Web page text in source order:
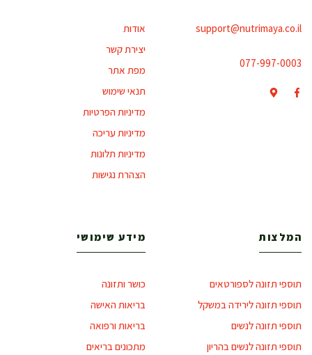
support@nutrimaya.co.il
077-997-0003
אודות
יצירת קשר
מפת אתר
תנאי שימוש
מדיניות הפרטיות
מדיניות עריכה
מדיניות תלונות
הצהרת נגישות
המלצות
תוספי תזונה לספורטאים
תוספי תזונה לירידה במשקל
תוספי תזונה לנשים
תוספי תזונה לנשים בהריון
מידע שימושי
כושר ותזונה
בריאות האישה
בריאות ורפואה
מתכונים בריאים